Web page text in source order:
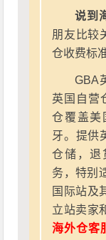
说到
朋友比较
仓收费标
GBA
英国自营
仓覆盖美
牙。提供
仓储，退
务，特别
国际站及
立站卖家
海外仓客